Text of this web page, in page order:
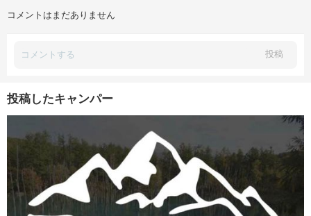
コメントはまだありません
投稿
投稿したキャンパー